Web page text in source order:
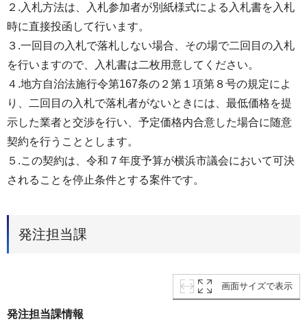
２.⼊札⽅法は、⼊札参加者が別紙様式による⼊札書を⼊札
時に直接投函して⾏います。
３.⼀回目の⼊札で落札しない場合、その場で⼆回目の⼊札
を⾏いますので、⼊札書は⼆枚⽤意してください。
４.地⽅⾃治法施⾏令第167条の２第１項第８号の規定によ
り、⼆回目の⼊札で落札者がないときには、最低価格を提
⽰した業者と交渉を⾏い、予定価格内合意した場合に随意
契約を⾏うこととします。
５.この契約は、令和７年度予算が横浜市議会において可決
されることを停⽌条件とする案件です。
発注担当課
画面サイズで表示
発注担当課情報